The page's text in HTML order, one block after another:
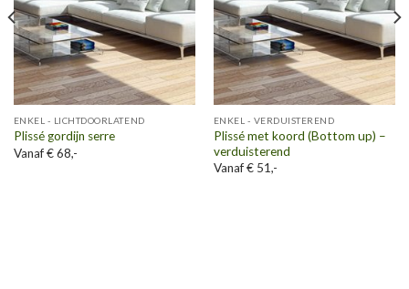
ENKEL - LICHTDOORLATEND
Plissé gordijn serre
Vanaf € 68,-
ENKEL - VERDUISTEREND
Plissé met koord (Bottom up) –
verduisterend
Vanaf € 51,-